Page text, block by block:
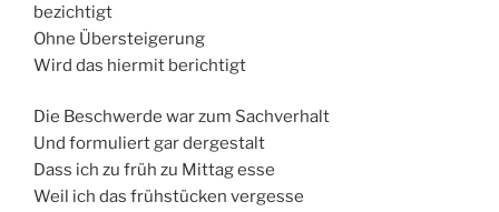
bezichtigt
Ohne Übersteigerung
Wird das hiermit berichtigt
Die Beschwerde war zum Sachverhalt
Und formuliert gar dergestalt
Dass ich zu früh zu Mittag esse
Weil ich das frühstücken vergesse